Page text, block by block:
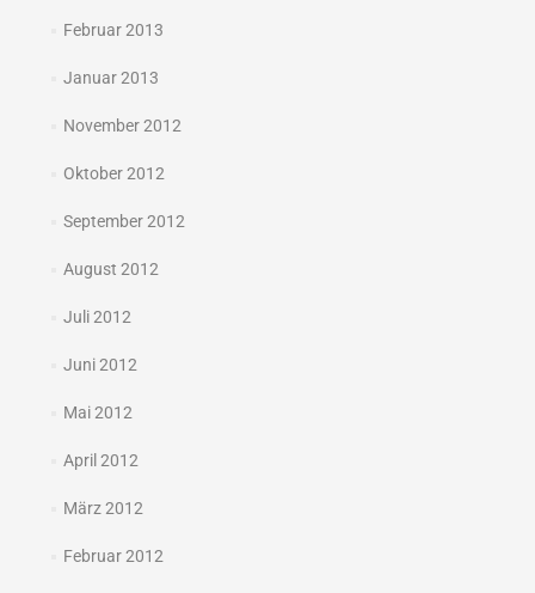
Februar 2013
Januar 2013
November 2012
Oktober 2012
September 2012
August 2012
Juli 2012
Juni 2012
Mai 2012
April 2012
März 2012
Februar 2012